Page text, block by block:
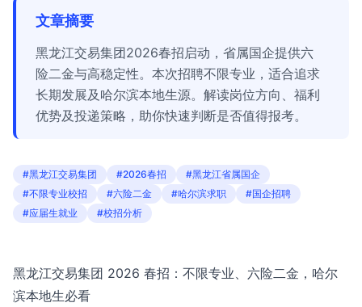
文章摘要
黑龙江交易集团2026春招启动，省属国企提供六
险二金与高稳定性。本次招聘不限专业，适合追求
长期发展及哈尔滨本地生源。解读岗位方向、福利
优势及投递策略，助你快速判断是否值得报考。
#黑龙江交易集团 #2026春招
#黑龙江省属国企
#不限专业校招
#六险二金 #哈尔滨求职
#国企招聘
#应届生就业
#校招分析
黑龙江交易集团 2026 春招：不限专业、六险二金，哈尔
滨本地生必看